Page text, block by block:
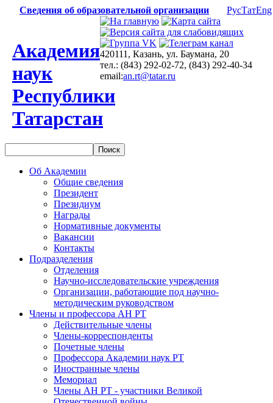
Сведения об образовательной организации РусТатEng
Академия
наук
Республики
Татарстан
420111, Казань, ул. Баумана, 20
тел.: (843) 292-02-72, (843) 292-40-34
email:an.rt@tatar.ru
Об Академии
Общие сведения
Президент
Президиум
Награды
Нормативные документы
Вакансии
Контакты
Подразделения
Отделения
Научно-исследовательские учреждения
Организации, работающие под научно-
методическим руководством
Члены и профессора АН РТ
Действительные члены
Члены-корреспонденты
Почетные члены
Профессора Академии наук РТ
Иностранные члены
Мемориал
Члены АН РТ - участники Великой